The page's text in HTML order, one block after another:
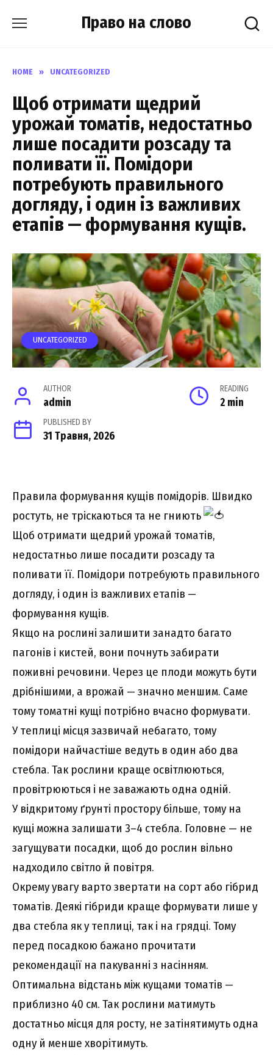
Право на слово
HOME » UNCATEGORIZED
Щоб отримати щедрий
урожай томатів, недостатньо
лише посадити розсаду та
поливати її. Помідори
потребують правильного
догляду, і один із важливих
етапів — формування кущів.
UNCATEGORIZED
AUTHOR
admin
READING
2 min
PUBLISHED BY
31 Травня, 2026
Правила формування кущів помідорів. Швидко
ростуть, не тріскаються та не гниють
Щоб отримати щедрий урожай томатів,
недостатньо лише посадити розсаду та
поливати її. Помідори потребують правильного
догляду, і один із важливих етапів —
формування кущів.
Якщо на рослині залишити занадто багато
пагонів і кистей, вони почнуть забирати
поживні речовини. Через це плоди можуть бути
дрібнішими, а врожай — значно меншим. Саме
тому томатні кущі потрібно вчасно формувати.
У теплиці місця зазвичай небагато, тому
помідори найчастіше ведуть в один або два
стебла. Так рослини краще освітлюються,
провітрюються і не заважають одна одній.
У відкритому ґрунті простору більше, тому на
кущі можна залишати 3–4 стебла. Головне — не
загущувати посадки, щоб до рослин вільно
надходило світло й повітря.
Окрему увагу варто звертати на сорт або гібрид
томатів. Деякі гібриди краще формувати лише у
два стебла як у теплиці, так і на грядці. Тому
перед посадкою бажано прочитати
рекомендації на пакуванні з насінням.
Оптимальна відстань між кущами томатів —
приблизно 40 см. Так рослини матимуть
достатньо місця для росту, не затінятимуть одна
одну й менше хворітимуть.